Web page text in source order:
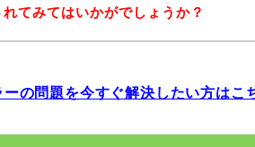
てみてはいかがでしょうか？
の問題を今すぐ解決したい方はこ